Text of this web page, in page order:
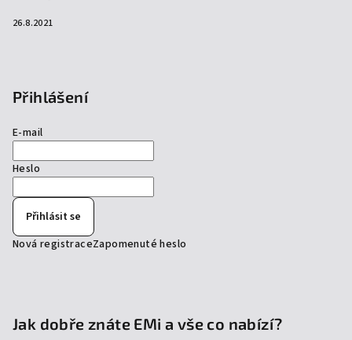
26.8.2021
Přihlášení
E-mail
Heslo
Přihlásit se
Nová registraceZapomenuté heslo
Jak dobře znáte EMi a vše co nabízí?